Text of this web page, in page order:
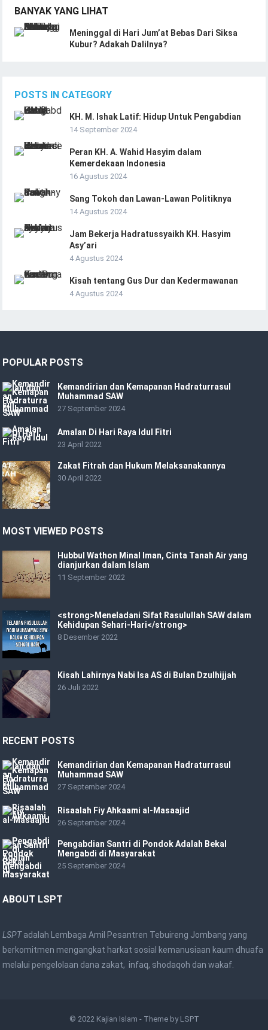
BANYAK YANG LIHAT
Meninggal di Hari Jum’at Bebas Dari Siksa
Kubur? Adakah Dalilnya?
POSTS IN CATEGORY
KH. M. Ishak Latif: Hidup Untuk Pengabdian
14 September 2024
Peran KH. A. Wahid Hasyim dalam
Kemerdekaan Indonesia
16 Agustus 2024
Sang Tokoh dan Lawan-Lawan Politiknya
14 Agustus 2024
Jam Bekerja Hadratussyaikh KH. Hasyim
Asy’ari
4 Agustus 2024
Kisah tentang Gus Dur dan Kedermawanan
4 Agustus 2024
POPULAR POSTS
Kemandirian dan Kemapanan Hadraturrasul
Muhammad SAW
27 September 2024
Amalan Di Hari Raya Idul Fitri
23 April 2022
Zakat Fitrah dan Hukum Melaksanakannya
30 April 2022
MOST VIEWED POSTS
Hubbul Wathon Minal Iman, Cinta Tanah Air yang
dianjurkan dalam Islam
11 September 2022
<strong>Meneladani Sifat Rasulullah SAW dalam
Kehidupan Sehari-Hari</strong>
8 Desember 2022
Kisah Lahirnya Nabi Isa AS di Bulan Dzulhijjah
26 Juli 2022
RECENT POSTS
Kemandirian dan Kemapanan Hadraturrasul
Muhammad SAW
27 September 2024
Risaalah Fiy Ahkaami al-Masaajid
26 September 2024
Pengabdian Santri di Pondok Adalah Bekal
Mengabdi di Masyarakat
25 September 2024
ABOUT LSPT
LSPTadalah Lembaga Amil Pesantren Tebuireng Jombang yang
berkomitmen mengangkat harkat sosial kemanusiaan kaum dhuafa
melalui pengelolaan dana zakat, infaq, shodaqoh dan wakaf.
© 2022 Kajian Islam - Theme by LSPT